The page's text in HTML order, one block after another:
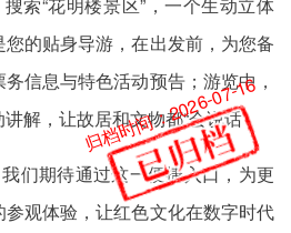
的贴身导游，在出发前，为您备
信息与特色活动预告；游览中，
解，让故居和文物都“会说话”。
们期待通过这一便捷入口，为更
观体验，让红色文化在数字时代
归档时间：2026-07-16